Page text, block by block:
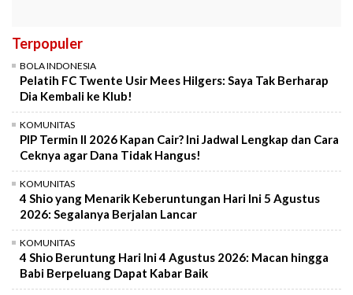
Terpopuler
BOLA INDONESIA
Pelatih FC Twente Usir Mees Hilgers: Saya Tak Berharap
Dia Kembali ke Klub!
KOMUNITAS
PIP Termin II 2026 Kapan Cair? Ini Jadwal Lengkap dan Cara
Ceknya agar Dana Tidak Hangus!
KOMUNITAS
4 Shio yang Menarik Keberuntungan Hari Ini 5 Agustus
2026: Segalanya Berjalan Lancar
KOMUNITAS
4 Shio Beruntung Hari Ini 4 Agustus 2026: Macan hingga
Babi Berpeluang Dapat Kabar Baik